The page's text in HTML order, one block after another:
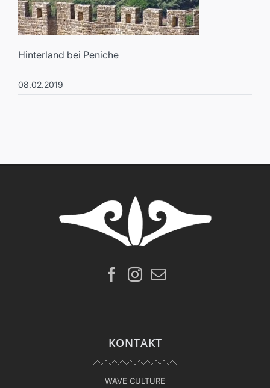
Hinterland bei Peniche
08.02.2019
KONTAKT
WAVE CULTURE